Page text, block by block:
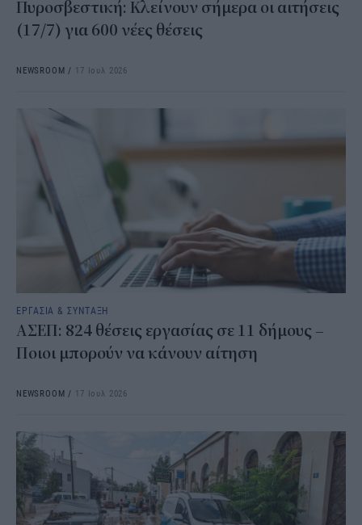
Πυροσβεστική: Κλείνουν σήμερα οι αιτήσεις
(17/7) για 600 νέες θέσεις
NEWSROOM / 17 Ιουλ 2026
ΕΡΓΑΣΙΑ & ΣΥΝΤΑΞΗ
ΑΣΕΠ: 824 θέσεις εργασίας σε 11 δήμους –
Ποιοι μπορούν να κάνουν αίτηση
NEWSROOM / 17 Ιουλ 2026